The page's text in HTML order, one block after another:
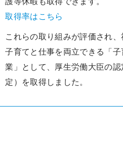
取得率はこちら
これらの取り組みが評価され
子育てと仕事を両立できる「
業」として、厚生労働大臣の
定）を取得しました。